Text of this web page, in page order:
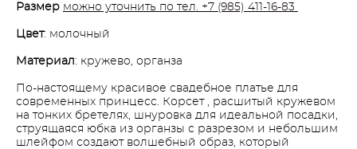
Размер можно уточнить по тел. +7 (985) 411-16-83
Цвет: молочный
Материал: кружево, органза
По-настоящему красивое свадебное платье для
современных принцесс. Корсет , расшитый кружевом
на тонких бретелях, шнуровка для идеальной посадки,
струящаяся юбка из органзы с разрезом и небольшим
шлейфом создают волшебный образ, который